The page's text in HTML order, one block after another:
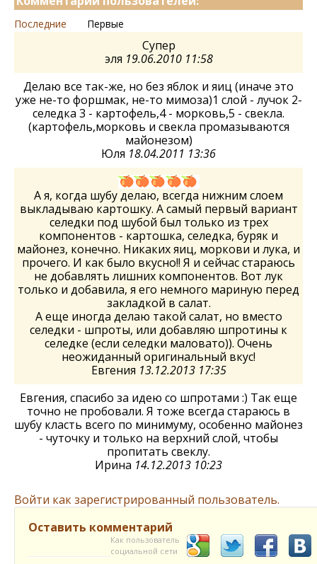
Последние Первые
Супер
эля 19.06.2010 11:58
Делаю все так-же, но без яблок и яиц (иначе это
уже не-то форшмак, не-то мимоза)1 слой - лучок 2-
селедка 3 - картофель,4 - морковь,5 - свекла.
(картофель,морковь и свекла промазываются
майонезом)
Юля 18.04.2011 13:36
А я, когда шубу делаю, всегда нижним слоем
выкладываю картошку. А самый первый вариант
селедки под шубой был только из трех
компонентов - картошка, селедка, буряк и
майонез, конечно. Никаких яиц, моркови и лука, и
прочего. И как было вкусно!! Я и сейчас стараюсь
не добавлять лишних компонентов. Вот лук
только и добавила, я его немного мариную перед
закладкой в салат.
А еще иногда делаю такой салат, но вместо
селедки - шпроты, или добавляю шпротины к
селедке (если селедки маловато)). Очень
неожиданный оригинальный вкус!
Евгения 13.12.2013 17:35
Евгения, спасибо за идею со шпротами :) Так еще
точно не пробовали. Я тоже всегда стараюсь в
шубу класть всего по минимуму, особенно майонез
- чуточку и только на верхний слой, чтобы
пропитать свеклу.
Ирина 14.12.2013 10:23
Войти как зарегистрированный пользователь.
Оставить комментарий
Как пользователь
социальной сети